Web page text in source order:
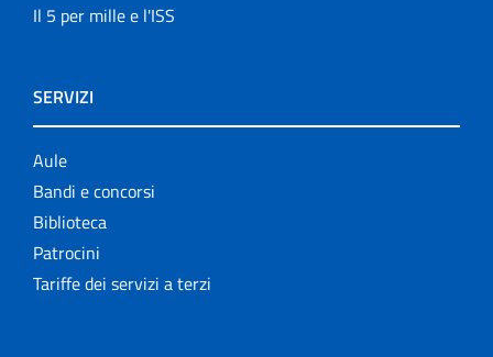
Il 5 per mille e l'ISS
SERVIZI
Aule
Bandi e concorsi
Biblioteca
Patrocini
Tariffe dei servizi a terzi